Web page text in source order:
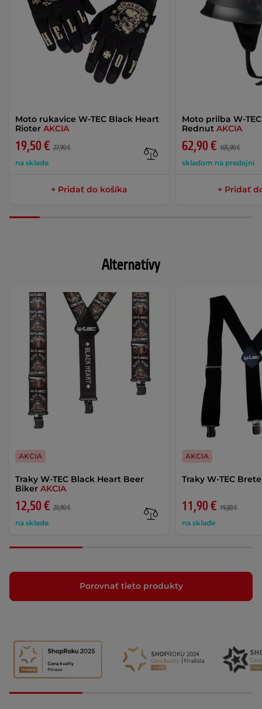
Moto rukavice W-TEC Black Heart
Rioter AKCIA
19,50 € 27,90 €
na sklade
+ Pridať do košíka
Moto prilba W-
RednutAKCIA
62,90 € 105,90 €
skladom na predajni
+ Pridať
Alternatívy
Traky W-TEC Black Heart Beer
Biker AKCIA
12,50 € 20,90 €
na sklade
AKCIA
Traky W-TEC
11,90 € 19,80 €
na sklade
AKCIA
Porovnať tieto produkty